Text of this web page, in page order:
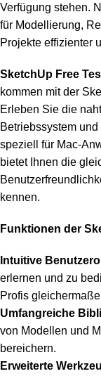
Verfügung stehen.
für Modellierung,
Projekte effizienter
SketchUp Free
kommen mit der
Erleben Sie die
Betriebssystem
speziell für Mac-
bietet Ihnen die
kennen.
Funktionen der
Intuitive
erlernen und zu
Profis
Umfangreiche
von Modellen und
bereichern.
Erweiterte